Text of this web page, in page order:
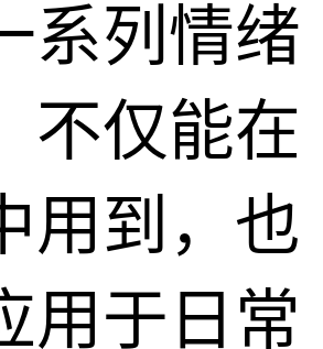
系列情绪
不仅能在
用到，也
用于日常